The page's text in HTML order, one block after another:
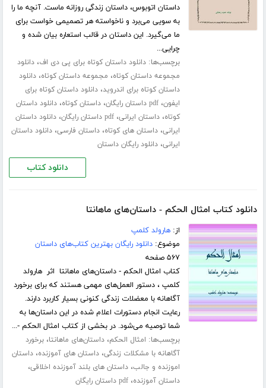
داستان اتوبوس، داستان زندگی روزانه ماست. آنچه ما را
به سویی می‌برد و ناخواسته هر تصمیمی خواست برای
ما می‌گیرد. این داستان در قالب استعاره بیان شده و
چرایی...
برچسب‌ها:دانلود داستان کوتاه برای پی دی اف،دانلود
مجموعه داستان کوتاه، مجموعه داستان کوتاه،دانلود
داستان کوتاه برای اندروید،دانلود داستان کوتاه برای
ایفون،pdf داستان رایگان ،داستان کوتاه،دانلود داستان
کوتاه،داستان ایرانی،pdf داستان رایگان ،دانلود داستان
ایرانی،داستان های کوتاه،داستان فارسی،دانلود داستان
ایرانی،دانلود رایگان داستان
دانلود کتاب
دانلود کتاب امثال الحکم - داستان‌های ماهانتا
از:هارولد کلمپ
موضوع:دانلود رایگان بهترین کتاب‌های داستان
۵۶۷ صفحه
کتاب امثال الحکم - داستان‌های ماهانتا اثر هارولد
کلمپ ، دستور العمل‌های مهمی هستند که برای برخورد
آگاهانه با معضلات زندگی کنونی بسیار کاربرد دارند.
رعایت انجام دستورات اعلام شده در این داستان‌ها به
شما توصیه می‌شود. در بخشی از کتاب امثال الحکم -...
برچسب‌ها: امثال الحکم،داستان‌های ماهانتا،برخورد
آگاهانه با مشکلات زندگی،داستان های آموزنده،داستان
اموزنده و جالب،داستان های بلند آموزنده اخلاقی،
داستان آموزنده،pdf داستان رایگان